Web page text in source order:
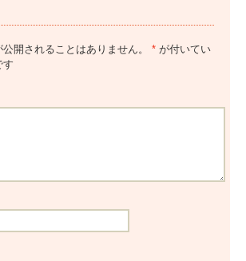
開されることはありません。 * が付いてい
す